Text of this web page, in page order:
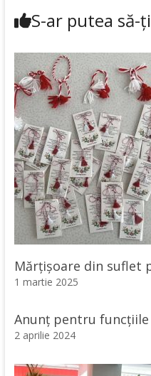
S-ar putea să-
Mărțișoare din suflet
1 martie 2025
Anunț pentru funcțiile
2 aprilie 2024